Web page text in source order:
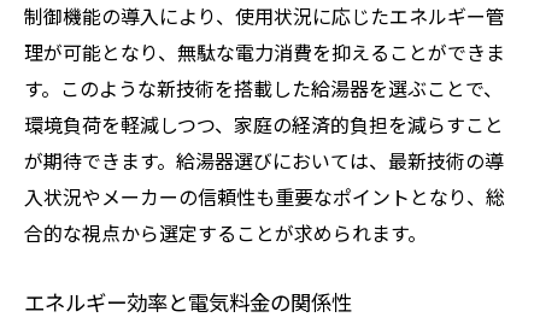
制御機能の導入により、使用状況に応じたエネルギー管
理が可能となり、無駄な電力消費を抑えることができま
す。このような新技術を搭載した給湯器を選ぶことで、
環境負荷を軽減しつつ、家庭の経済的負担を減らすこと
が期待できます。給湯器選びにおいては、最新技術の導
入状況やメーカーの信頼性も重要なポイントとなり、総
合的な視点から選定することが求められます。
エネルギー効率と電気料金の関係性